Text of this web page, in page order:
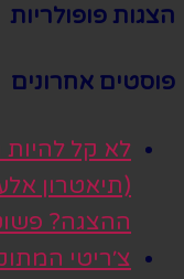
הצגות פופולריות
פוסטים אחרונים
לא קל
(תיאטרון
ההצגה?
צ׳ריטי